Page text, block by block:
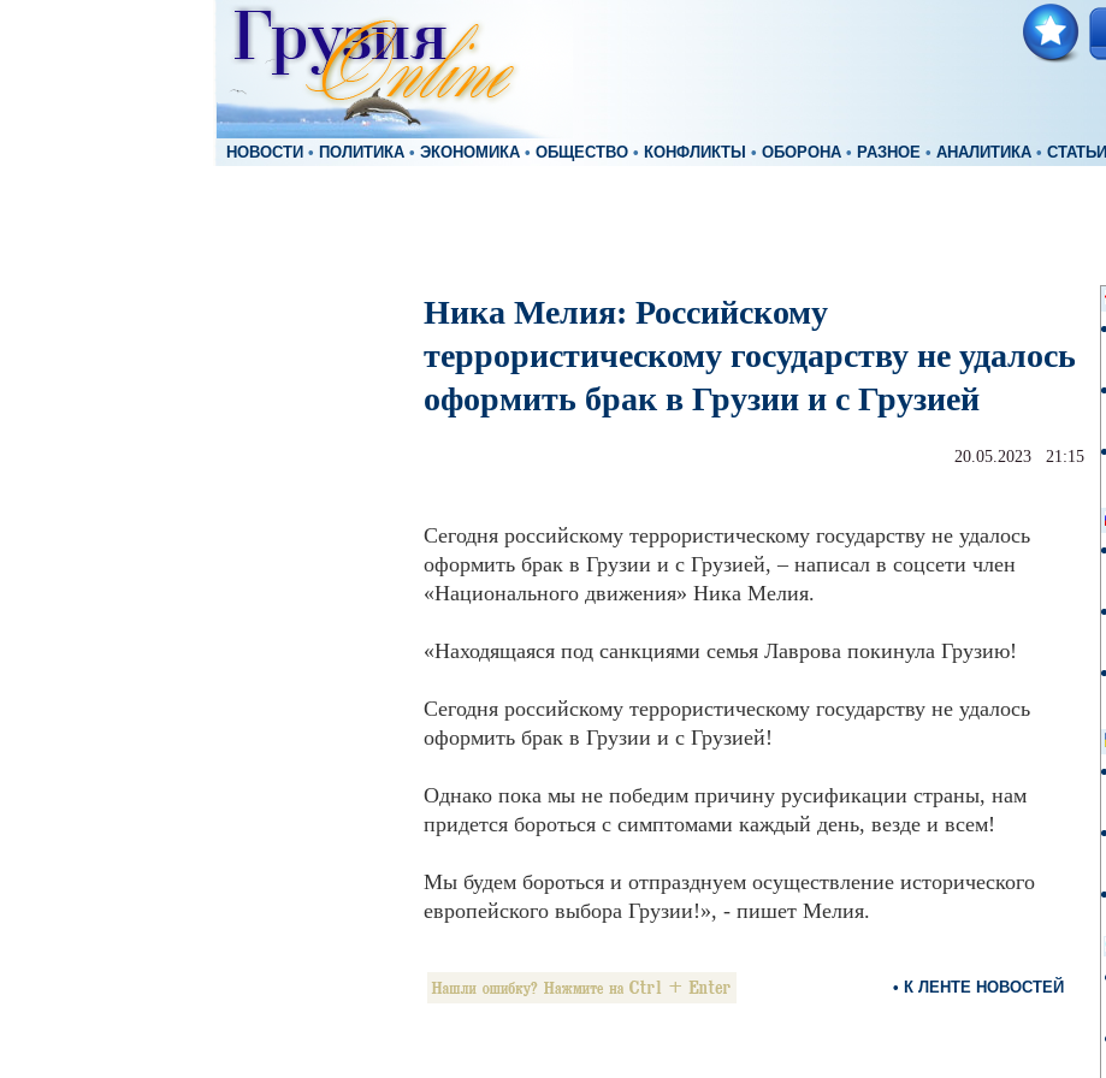
НОВОСТИ • ПОЛИТИКА • ЭКОНОМИКА • ОБЩЕСТВО • КОНФЛИКТЫ • ОБОРОНА • РАЗНОЕ • АНАЛИТИКА • СТАТЬИ
Ника Мелия: Российскому
террористическому государству не удалось
оформить брак в Грузии и с Грузией
20.05.2023 21:15
Сегодня российскому террористическому государству не удалось
оформить брак в Грузии и с Грузией, – написал в соцсети член
«Национального движения» Ника Мелия.
«Находящаяся под санкциями семья Лаврова покинула Грузию!
Сегодня российскому террористическому государству не удалось
оформить брак в Грузии и с Грузией!
Однако пока мы не победим причину русификации страны, нам
придется бороться с симптомами каждый день, везде и всем!
Мы будем бороться и отпразднуем осуществление исторического
европейского выбора Грузии!», - пишет Мелия.
• К ЛЕНТЕ НОВОСТЕЙ